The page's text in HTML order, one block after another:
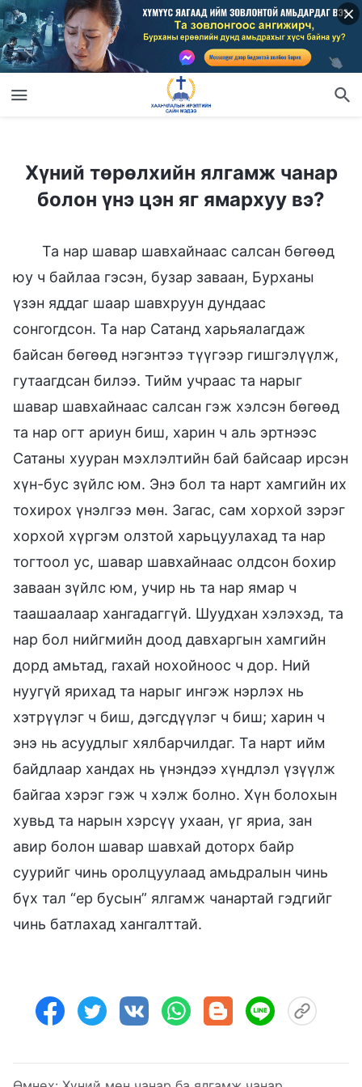
Хүний төрөлхийн ялгамж чанар
болон үнэ цэн яг ямархуу вэ?
Та нар шавар шавхайнаас салсан бөгөөд
юу ч байлаа гэсэн, бузар заваан, Бурханы
үзэн яддаг шаар шавхруун дундаас
сонгогдсон. Та нар Сатанд харьяалагдаж
байсан бөгөөд нэгэнтээ түүгээр гишгэлүүлж,
гутаагдсан билээ. Тийм учраас та нарыг
шавар шавхайнаас салсан гэж хэлсэн бөгөөд
та нар огт ариун биш, харин ч аль эртнээс
Сатаны хууран мэхлэлтийн бай байсаар ирсэн
хүн-бус зүйлс юм. Энэ бол та нарт хамгийн их
тохирох үнэлгээ мөн. Загас, сам хорхой зэрэг
хорхой хүргэм олзтой харьцуулахад та нар
тогтоол ус, шавар шавхайнаас олдсон бохир
заваан зүйлс юм, учир нь та нар ямар ч
таашаалаар хангадаггүй. Шуудхан хэлэхэд, та
нар бол нийгмийн доод давхаргын хамгийн
дорд амьтад, гахай нохойноос ч дор. Ний
нуугүй ярихад та нарыг ингэж нэрлэх нь
хэтрүүлэг ч биш, дэгсдүүлэг ч биш; харин ч
энэ нь асуудлыг хялбарчилдаг. Та нарт ийм
байдлаар хандах нь үнэндээ хүндлэл үзүүлж
байгаа хэрэг гэж ч хэлж болно. Хүн болохын
хувьд та нарын хэрсүү ухаан, үг яриа, зан
авир болон шавар шавхай доторх байр
суурийг чинь оролцуулаад амьдралын чинь
бүх тал “ер бусын” ялгамж чанартай гэдгийг
чинь батлахад хангалттай.